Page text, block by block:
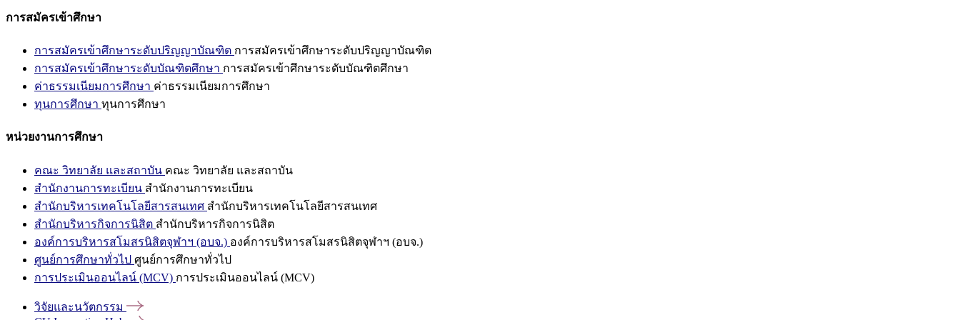
การสมัครเข้าศึกษา
การสมัครเข้าศึกษาระดับปริญญาบัณฑิต การสมัครเข้าศึกษาระดับปริญญาบัณฑิต
การสมัครเข้าศึกษาระดับบัณฑิตศึกษา การสมัครเข้าศึกษาระดับบัณฑิตศึกษา
ค่าธรรมเนียมการศึกษา ค่าธรรมเนียมการศึกษา
ทุนการศึกษา ทุนการศึกษา
หน่วยงานการศึกษา
คณะ วิทยาลัย และสถาบัน คณะ วิทยาลัย และสถาบัน
สำนักงานการทะเบียน สำนักงานการทะเบียน
สำนักบริหารเทคโนโลยีสารสนเทศ สำนักบริหารเทคโนโลยีสารสนเทศ
สำนักบริหารกิจการนิสิต สำนักบริหารกิจการนิสิต
องค์การบริหารสโมสรนิสิตจุฬาฯ (อบจ.) องค์การบริหารสโมสรนิสิตจุฬาฯ (อบจ.)
ศูนย์การศึกษาทั่วไป ศูนย์การศึกษาทั่วไป
การประเมินออนไลน์ (MCV) การประเมินออนไลน์ (MCV)
วิจัยและนวัตกรรม